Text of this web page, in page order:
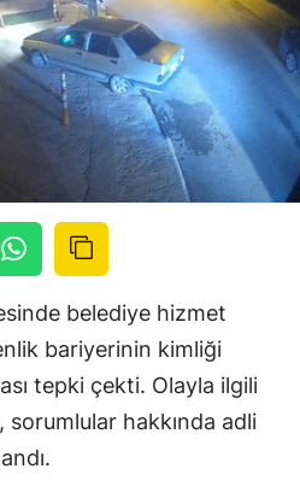
belediye hizmet
bariyerinin kimliği
tepki çekti. Olayla ilgili
sorumlular hakkında adli